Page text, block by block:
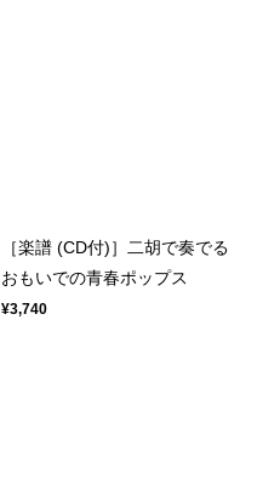
［楽譜 (CD付)］二胡で奏でる
おもいでの青春ポップス
¥3,740